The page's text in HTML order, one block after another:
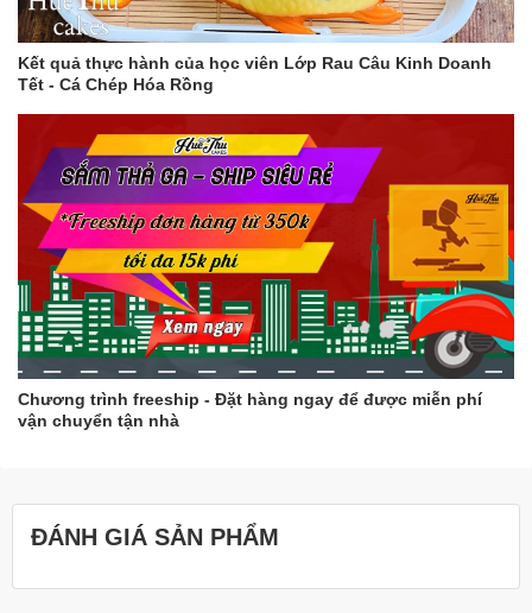
Kết quả thực hành của học viên Lớp Rau Câu Kinh Doanh
Tết - Cá Chép Hóa Rồng
Chương trình freeship - Đặt hàng ngay để được miễn phí
vận chuyển tận nhà
ĐÁNH GIÁ SẢN PHẨM